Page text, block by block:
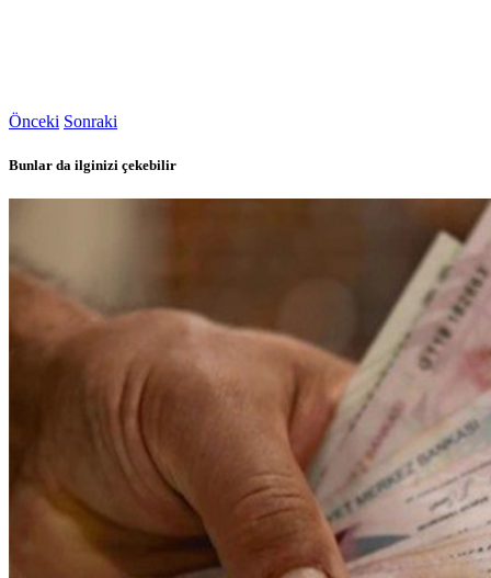
Önceki Sonraki
Bunlar da ilginizi çekebilir